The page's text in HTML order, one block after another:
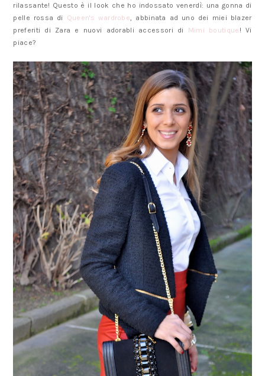
rilassante! Questo è il look che ho indossato venerdì: una gonna di
pelle rossa di Queen's wardrobe, abbinata ad uno dei miei blazer
preferiti di Zara e nuovi adorabli accessori di Mimi boutique ! Vi
piace?